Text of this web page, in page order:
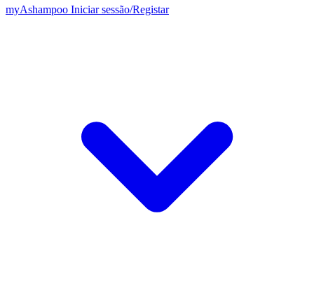
myAshampoo Iniciar sessão/Registar